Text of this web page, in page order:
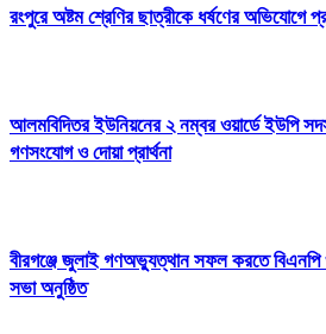
রংপুরে অষ্টম শ্রেণির ছাত্রীকে ধর্ষণের অভিযোগে
আলমবিদিতর ইউনিয়নের ২ নম্বর ওয়ার্ডে ইউপি
গণসংযোগ ও দোয়া প্রার্থনা
বীরগঞ্জে জুলাই গণঅভ্যুত্থান সফল করতে
সভা অনুষ্ঠিত